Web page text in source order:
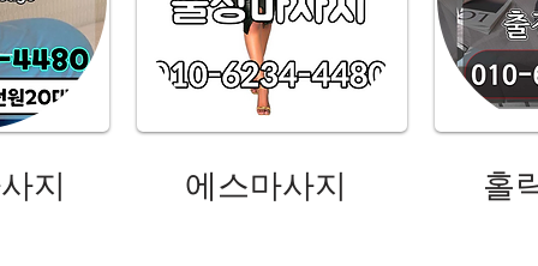
지 에스마사지 홀